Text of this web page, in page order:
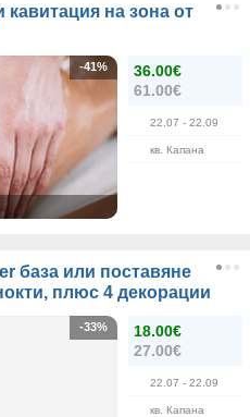
на зона от
36.00€
61.00€
22.07 - 22.09
кв. Капана
-41%
база или поставяне
плюс 4 декорации
18.00€
27.00€
22.07 - 22.09
кв. Капана
-33%